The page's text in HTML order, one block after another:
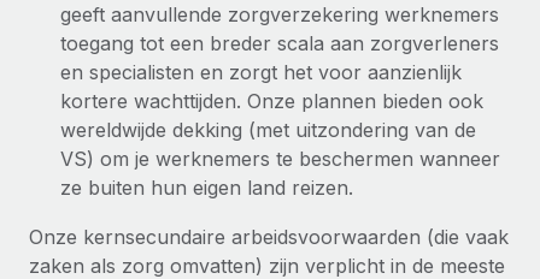
geeft aanvullende zorgverzekering werknemers
toegang tot een breder scala aan zorgverleners
en specialisten en zorgt het voor aanzienlijk
kortere wachttijden. Onze plannen bieden ook
wereldwijde dekking (met uitzondering van de
VS) om je werknemers te beschermen wanneer
ze buiten hun eigen land reizen.
Onze kernsecundaire arbeidsvoorwaarden (die vaak
zaken als zorg omvatten) zijn verplicht in de meeste